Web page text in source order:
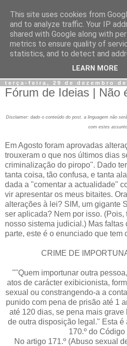
Jiji
Fotografia, devaneios, moda,
terça-feira, 29 de dezembro de
Fórum de Ideias | Não
Disclaimer: dado o conteúdo do post, a linguagem não
com estes
Em Agosto foram aprovadas
trouxeram o que nos últimos dias
criminalização do piropo". Dado
tanta coisa, tão confusa, e tanta
dada a "comentar a actualidade"
vir apresentar os meus bitaites.
alterações à lei? SIM, um gigante
ser aplicada? Nem por isso. (Pois,
nosso sistema judicial.) Mas
parte, este é o enunciado que tem
CRIME DE
""Quem importunar outra
atos de carácter exibicionista,
sexual ou constrangendo-a a
punido com pena de prisão até 1
até 120 dias, se pena mais grave
de outra disposição legal." Esta é
170.º do
No artigo 171.º (Abuso sexual
This site uses cookies from
and to analyze traffic. Your IP
shared with Google along with
metrics to ensure quality of
statistics, and to detect and
LEARN MORE